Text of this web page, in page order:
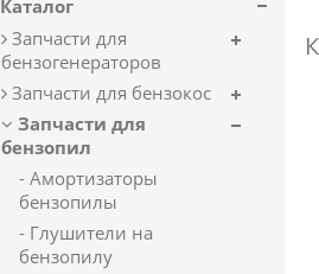
Каталог
Запчасти для
бензогенераторов
Запчасти для бензокос
Запчасти для
бензопил
- Амортизаторы
бензопилы
- Глушители на
бензопилу